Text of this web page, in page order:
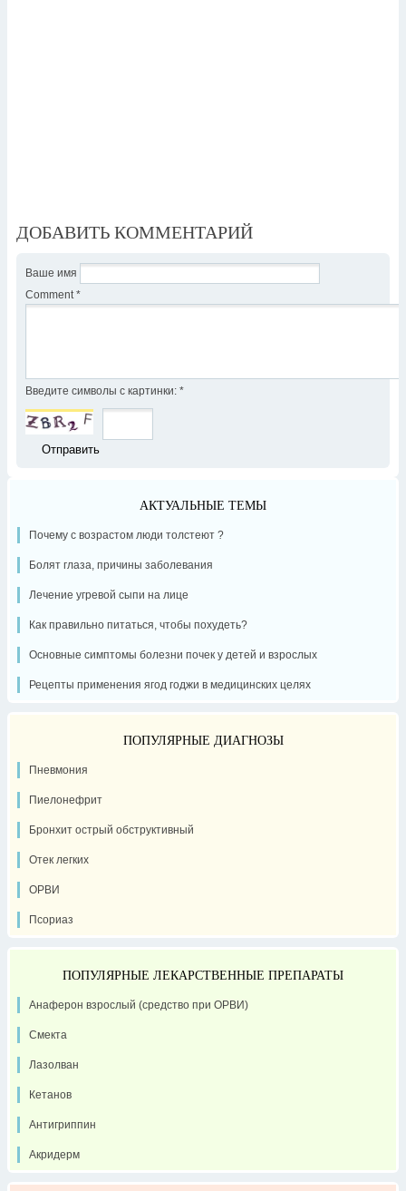
ДОБАВИТЬ КОММЕНТАРИЙ
Ваше имя
Comment *
Введите символы с картинки: *
АКТУАЛЬНЫЕ ТЕМЫ
Почему с возрастом люди толстеют ?
Болят глаза, причины заболевания
Лечение угревой сыпи на лице
Как правильно питаться, чтобы похудеть?
Основные симптомы болезни почек у детей и взрослых
Рецепты применения ягод годжи в медицинских целях
ПОПУЛЯРНЫЕ ДИАГНОЗЫ
Пневмония
Пиелонефрит
Бронхит острый обструктивный
Отек легких
ОРВИ
Псориаз
ПОПУЛЯРНЫЕ ЛЕКАРСТВЕННЫЕ ПРЕПАРАТЫ
Анаферон взрослый (средство при ОРВИ)
Смекта
Лазолван
Кетанов
Антигриппин
Акридерм